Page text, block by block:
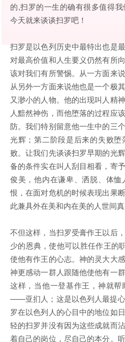
的,扫罗的一生的确有很多值得
今天就来谈谈扫罗吧！
扫罗是以色列历史中最特出也是
对最高价值和人生要义仍然有所
该对我们有所警惕。从一方面来
从另外一方面来说他也是一个极
又渺小的人物。他的出现叫人精
人黯然神伤，而他堕落的过程应
防。我们特别留意他一生中的三
光辉；第二阶段是后来的失败
败。让我们先谈谈扫罗早期的光
备的条件实在叫人刮目相看，寄
俊美，他内在谦卑、洒脱、体
恨，在面对危机的时候表现出果
此兼具外在美和内在美的人世间
不但这样，当扫罗受膏作王以后
少的恩典，使他可以胜任作王的
使他有作王的心志。神的灵大大
神更感动一群人跟随他使他有一
这样，当他一登基作王，神就
——亚扪人；这是以色列人最提
罗在以色列人的心目中的地位如
轻的扫罗并没有因为这些成就而
着自己的岗位，尽自己的本分。